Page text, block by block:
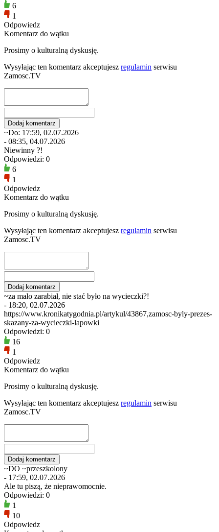
6
1
Odpowiedz
Komentarz do wątku
Prosimy o kulturalną dyskusję.
Wysyłając ten komentarz akceptujesz regulamin serwisu
Zamosc.TV
~Do: 17:59, 02.07.2026
- 08:35, 04.07.2026
Niewinny ?!
Odpowiedzi: 0
6
1
Odpowiedz
Komentarz do wątku
Prosimy o kulturalną dyskusję.
Wysyłając ten komentarz akceptujesz regulamin serwisu
Zamosc.TV
~za mało zarabiał, nie stać było na wycieczki?!
- 18:20, 02.07.2026
https://www.kronikatygodnia.pl/artykul/43867,zamosc-byly-prezes-
skazany-za-wycieczki-lapowki
Odpowiedzi: 0
16
1
Odpowiedz
Komentarz do wątku
Prosimy o kulturalną dyskusję.
Wysyłając ten komentarz akceptujesz regulamin serwisu
Zamosc.TV
~DO ~przeszkolony
- 17:59, 02.07.2026
Ale tu piszą, że nieprawomocnie.
Odpowiedzi: 0
1
10
Odpowiedz